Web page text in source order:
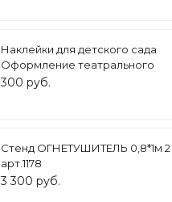
Наклейки для детского сада
Оформление театрального
музыкального уголка
300 руб.
Стенд ОГНЕТУШИТЕЛЬ 0,8*1м 2
арт.1178
3 300 руб.